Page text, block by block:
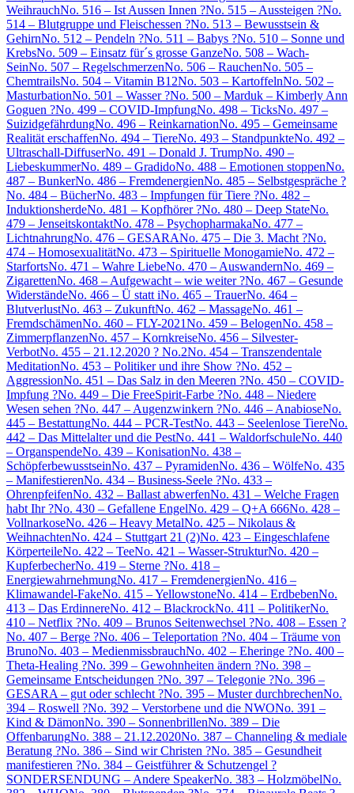
WeihrauchNo. 516 – Ist Aussen Innen ?No. 515 – Aussteigen ?No.
514 – Blutgruppe und Fleischessen ?No. 513 – Bewusstsein &
GehirnNo. 512 – Pendeln ?No. 511 – Babys ?No. 510 – Sonne und
KrebsNo. 509 – Einsatz für´s grosse GanzeNo. 508 – Wach-
SeinNo. 507 – RegelschmerzenNo. 506 – RauchenNo. 505 –
ChemtrailsNo. 504 – Vitamin B12No. 503 – KartoffelnNo. 502 –
MasturbationNo. 501 – Wasser ?No. 500 – Marduk – Kimberly Ann
Goguen ?No. 499 – COVID-ImpfungNo. 498 – TicksNo. 497 –
SuizidgefährdungNo. 496 – ReinkarnationNo. 495 – Gemeinsame
Realität erschaffenNo. 494 – TiereNo. 493 – StandpunkteNo. 492 –
Ultraschall-DiffuserNo. 491 – Donald J. TrumpNo. 490 –
LiebeskummerNo. 489 – GradidoNo. 488 – Emotionen stoppenNo.
487 – BunkerNo. 486 – FremdenergienNo. 485 – Selbstgespräche ?
No. 484 – BücherNo. 483 – Impfungen für Tiere ?No. 482 –
InduktionsherdeNo. 481 – Kopfhörer ?No. 480 – Deep StateNo.
479 – JenseitskontaktNo. 478 – PsychopharmakaNo. 477 –
LichtnahrungNo. 476 – GESARANo. 475 – Die 3. Macht ?No.
474 – HomosexualitätNo. 473 – Spirituelle MonogamieNo. 472 –
StarfortsNo. 471 – Wahre LiebeNo. 470 – AuswandernNo. 469 –
ZigarettenNo. 468 – Aufgewacht – wie weiter ?No. 467 – Gesunde
WiderständeNo. 466 – Ü statt iNo. 465 – TrauerNo. 464 –
BlutverlustNo. 463 – ZukunftNo. 462 – MassageNo. 461 –
FremdschämenNo. 460 – FLY-2021No. 459 – BelogenNo. 458 –
ZimmerpflanzenNo. 457 – KornkreiseNo. 456 – Silvester-
VerbotNo. 455 – 21.12.2020 ? No.2No. 454 – Transzendentale
MeditationNo. 453 – Politiker und ihre Show ?No. 452 –
AggressionNo. 451 – Das Salz in den Meeren ?No. 450 – COVID-
Impfung ?No. 449 – Die FreeSpirit-Farbe ?No. 448 – Niedere
Wesen sehen ?No. 447 – Augenzwinkern ?No. 446 – AnabioseNo.
445 – BestattungNo. 444 – PCR-TestNo. 443 – Seelenlose TiereNo.
442 – Das Mittelalter und die PestNo. 441 – WaldorfschuleNo. 440
– OrganspendeNo. 439 – KonisationNo. 438 –
SchöpferbewusstseinNo. 437 – PyramidenNo. 436 – WölfeNo. 435
– ManifestierenNo. 434 – Business-Seele ?No. 433 –
OhrenpfeifenNo. 432 – Ballast abwerfenNo. 431 – Welche Fragen
habt Ihr ?No. 430 – Gefallene EngelNo. 429 – Q+A 666No. 428 –
VollnarkoseNo. 426 – Heavy MetalNo. 425 – Nikolaus &
WeihnachtenNo. 424 – Stuttgart 21 (2)No. 423 – Eingeschlafene
KörperteileNo. 422 – TeeNo. 421 – Wasser-StrukturNo. 420 –
KupferbecherNo. 419 – Sterne ?No. 418 –
EnergiewahrnehmungNo. 417 – FremdenergienNo. 416 –
Klimawandel-FakeNo. 415 – YellowstoneNo. 414 – ErdbebenNo.
413 – Das ErdinnereNo. 412 – BlackrockNo. 411 – PolitikerNo.
410 – Netflix ?No. 409 – Brunos Seitenwechsel ?No. 408 – Essen ?
No. 407 – Berge ?No. 406 – Teleportation ?No. 404 – Träume von
BrunoNo. 403 – MedienmissbrauchNo. 402 – Eheringe ?No. 400 –
Theta-Healing ?No. 399 – Gewohnheiten ändern ?No. 398 –
Gemeinsame Entscheidungen ?No. 397 – Telegonie ?No. 396 –
GESARA – gut oder schlecht ?No. 395 – Muster durchbrechenNo.
394 – Roswell ?No. 392 – Verstorbene und die NWONo. 391 –
Kind & DämonNo. 390 – SonnenbrillenNo. 389 – Die
OffenbarungNo. 388 – 21.12.2020No. 387 – Channeling & mediale
Beratung ?No. 386 – Sind wir Christen ?No. 385 – Gesundheit
manifestieren ?No. 384 – Geistführer & Schutzengel ?
SONDERSENDUNG – Andere SpeakerNo. 383 – HolzmöbelNo.